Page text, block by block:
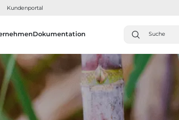
Kundenportal
Dokumentation